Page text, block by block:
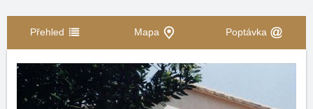
Přehled Mapa Poptávka